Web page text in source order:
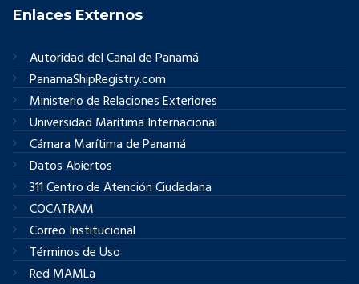
Enlaces Externos
Autoridad del Canal de Panamá
PanamaShipRegistry.com
Ministerio de Relaciones Exteriores
Universidad Marítima Internacional
Cámara Marítima de Panamá
Datos Abiertos
311 Centro de Atención Ciudadana
COCATRAM
Correo Institucional
Términos de Uso
Red MAMLa